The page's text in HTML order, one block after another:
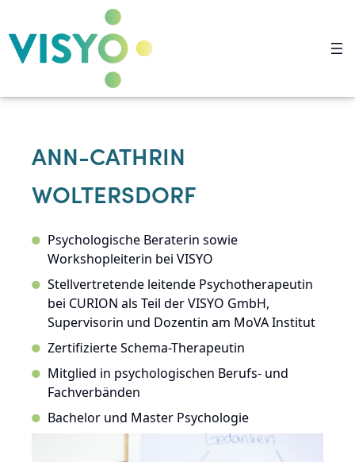
ANN-CATHRIN
WOLTERSDORF
Psychologische Beraterin sowie
Workshopleiterin bei VISYO
Stellvertretende leitende Psychotherapeutin
bei CURION als Teil der VISYO GmbH,
Supervisorin und Dozentin am MoVA Institut
Zertifizierte Schema-Therapeutin
Mitglied in psychologischen Berufs- und
Fachverbänden
Bachelor und Master Psychologie